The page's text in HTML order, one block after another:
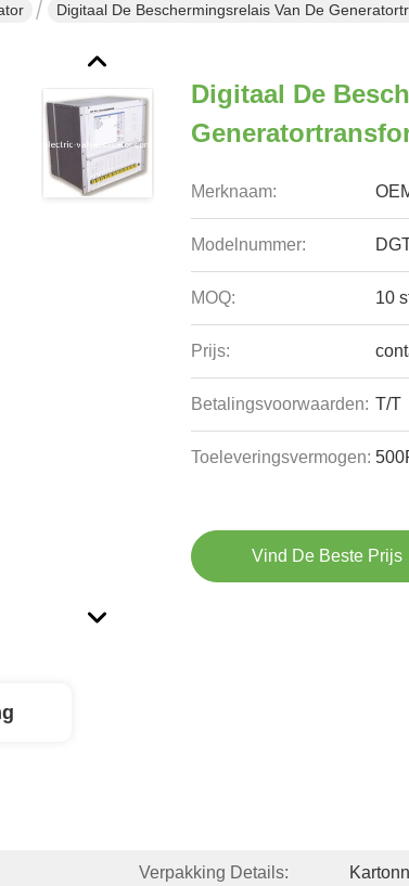
Digitaal De Beschermingsrelais Van De
Digitaal De
Merknaam:
Modelnummer:
MOQ: 10
Prijs:
Betalingsvoorwaarden: T/T
Toeleveringsvermogen:
Vind De Beste Prijs
Verpakking Details: